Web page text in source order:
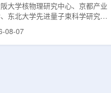
阪大学核物理研究中心、京都产业
东北大学先进量子束科学研究中
丽大学、岐阜大学、中国近代物
08-07